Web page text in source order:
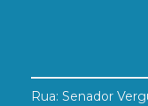
Rua: Senador